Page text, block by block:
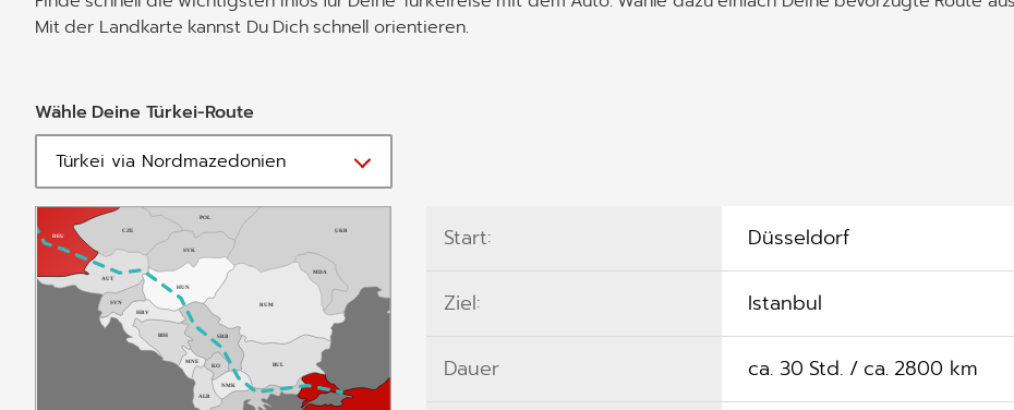
Mit der Landkarte kannst Du Dich schnell orientieren.
Wähle Deine Türkei-Route
Start: Düsseldorf
Ziel: Istanbul
Dauer ca. 30 Std. / ca. 2800 km